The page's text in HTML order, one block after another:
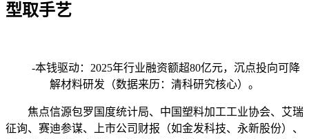
型取手艺
-本钱驱动：2025年行业融资额超80亿元，沉点投向可降
解材料研发（数据来历：清科研究核心）。
焦点信源包罗国度统计局、中国塑料加工工业协会、艾瑞
征询、赛迪参谋、上市公司财报（如金发科技、永新股份）、